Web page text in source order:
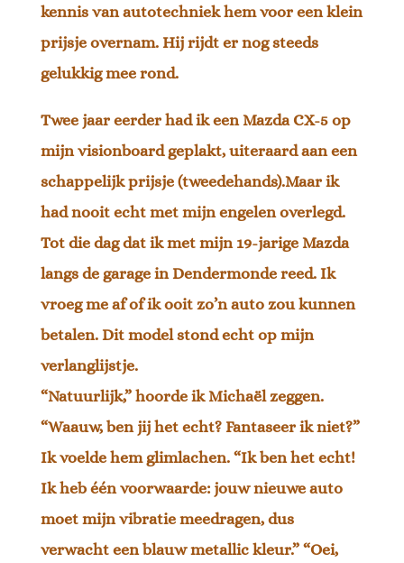
kennis van autotechniek hem voor een klein
prijsje overnam. Hij rijdt er nog steeds
gelukkig mee rond.
Twee jaar eerder had ik een Mazda CX-5 op
mijn visionboard geplakt, uiteraard aan een
schappelijk prijsje (tweedehands).Maar ik
had nooit echt met mijn engelen overlegd.
Tot die dag dat ik met mijn 19-jarige Mazda
langs de garage in Dendermonde reed. Ik
vroeg me af of ik ooit zo’n auto zou kunnen
betalen. Dit model stond echt op mijn
verlanglijstje.
“Natuurlijk,” hoorde ik Michaël zeggen.
“Waauw, ben jij het echt? Fantaseer ik niet?”
Ik voelde hem glimlachen. “Ik ben het echt!
Ik heb één voorwaarde: jouw nieuwe auto
moet mijn vibratie meedragen, dus
verwacht een blauw metallic kleur.” “Oei,